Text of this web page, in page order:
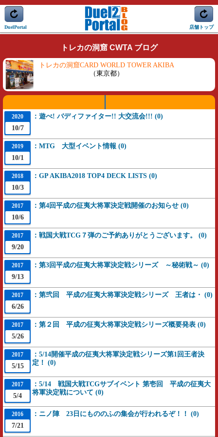
DuelPortal 店舗トップ
トレカの洞窟 CWTA ブログ
トレカの洞窟CARD WORLD TOWER AKIBA
（東京都）
2020
10/7
：遊べ! バディファイター!! 大交流会!!! (0)
2019
10/1
：MTG 大型イベント情報 (0)
2018
10/3
：GP AKIBA2018 TOP4 DECK LISTS (0)
2017
10/6
：第4回平成の征夷大将軍決定戦開催のお知らせ (0)
2017
9/20
：戦国大戦TCG７弾のご予約ありがとうございます。 (0)
2017
9/13
：第3回平成の征夷大将軍決定戦シリーズ ～秘術戦～ (0)
2017
6/26
：第弐回 平成の征夷大将軍決定戦シリーズ 王者は・ (0)
2017
5/26
：第２回 平成の征夷大将軍決定戦シリーズ概要発表 (0)
2017
5/15
：5/14開催平成の征夷大将軍決定戦シリーズ第1回王者決
定！ (0)
2017
5/4
：5/14 戦国大戦TCGサブイベント 第壱回 平成の征夷大
将軍決定戦について (0)
2016
7/21
：ニノ陣 23日にもののふの集会が行われるぞ！！ (0)